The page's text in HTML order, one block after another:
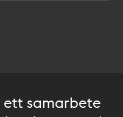
ett samarbete